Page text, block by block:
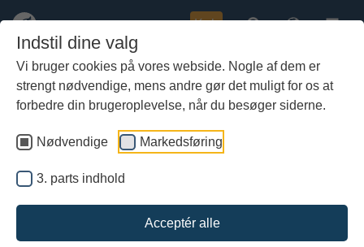
Indstil dine valg
Vi bruger cookies på vores webside. Nogle af dem er
strengt nødvendige, mens andre gør det muligt for os at
forbedre din brugeroplevelse, når du besøger siderne.
Nødvendige Markedsføring
3. parts indhold
Acceptér alle
indhold
Køb
Eske Willerslev vil sprede
kærlighed til bryllupper på
Vikingeskibsmuseet